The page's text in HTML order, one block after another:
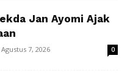
Jan Ayomi Ajak
Agustus 7, 2026 0